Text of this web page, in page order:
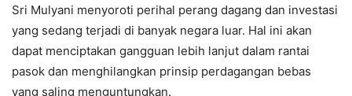
Sri Mulyani menyoroti perihal perang dagang dan investasi
yang sedang terjadi di banyak negara luar. Hal ini akan
dapat menciptakan gangguan lebih lanjut dalam rantai
pasok dan menghilangkan prinsip perdagangan bebas
yang saling menguntungkan.